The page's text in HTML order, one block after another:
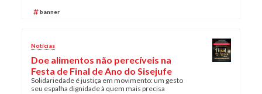
banner
Notícias
Doe alimentos não perecíveis na
Festa de Final de Ano do Sisejufe
Solidariedade é justiça em movimento: um gesto
seu espalha dignidade à quem mais precisa